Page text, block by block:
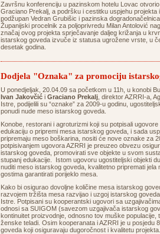
Završnu konferenciju u pazinskom hotelu Lovac
Graciano Prekalj, a podršku i cestitku uspjehu projekta
podžupan Vedran Grubišic i pazinska
Županijski procelnik za poljoprivredu Milan Antolović
značaj ovog projekta sprječavanje daljeg križanja u
istarskog goveda izvuče iz statusa ugrožene vrste, u
desetak godina.
Dodjela "Oznaka" za promociju
U ponedjeljak, 20.04.09 sa početkom u 11h, u konobi
Ivan Jakovčić i Graciano Prekalj , direktor AZRRI-a,
Istre, podijelili su “oznake” za 2009-u godinu,
ponudi nude meso istarskog goveda.
Konobe, restorani i agroturizmi koji su potpisali
edukaciju o pripremi mesa istarskog goveda, i sada
pripremaju meso boškarina, nositi će nove oznake za
potpisivanjem ugovora AZRRI je preuzeo obvezu
istarskog goveda, promovirati sve objekte u svom
stupanj edukacije. Istom ugovoru ugostiteljski objekti
nuditi meso istarskog goveda, kvalitetno pripremati jela
gostima garantirati porijeklo mesa.
Kako bi osigurao dovoljne količine mesa istarskog
razvojem tržišta mesa razvijao i uzgoj istarskog
Istre. Potpisani su kooperantski ugovori sa
odnosi sa SUIGOM (savezom uzgajivača istarskog
kontinuitet proizvodnje, odnosno tov muške populacije,
ženske teladi. Osim kooperanata i AZRRI je u posjedu
goveda koji osiguravaju dugoročnost i kvalitetu